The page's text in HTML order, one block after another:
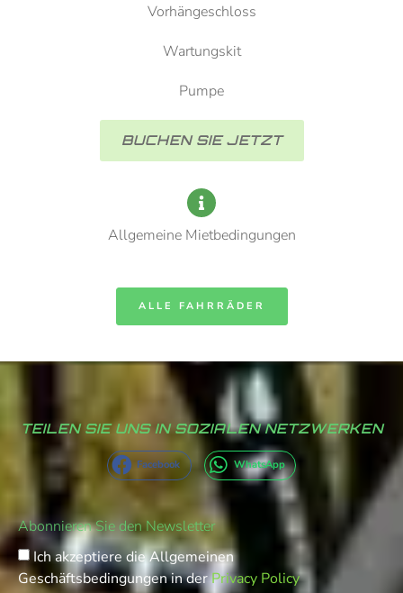
Vorhängeschloss
Wartungskit
Pumpe
BUCHEN SIE JETZT
Allgemeine Mietbedingungen
ALLE FAHRRÄDER
TEILEN SIE UNS IN SOZIALEN NETZWERKEN
Facebook WhatsApp
Abonnieren Sie den Newsletter
Ich akzeptiere die Allgemeinen
Geschäftsbedingungen in derPrivacy Policy